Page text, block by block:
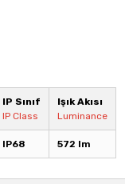
IP Sınıf
IP Class
Işık Akısı
Luminance
IP68 572 lm